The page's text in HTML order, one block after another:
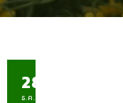
28
ธ.ค.